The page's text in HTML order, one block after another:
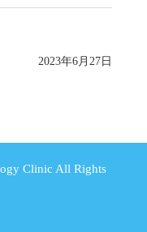
2023年6月27日
Clinic All Rights